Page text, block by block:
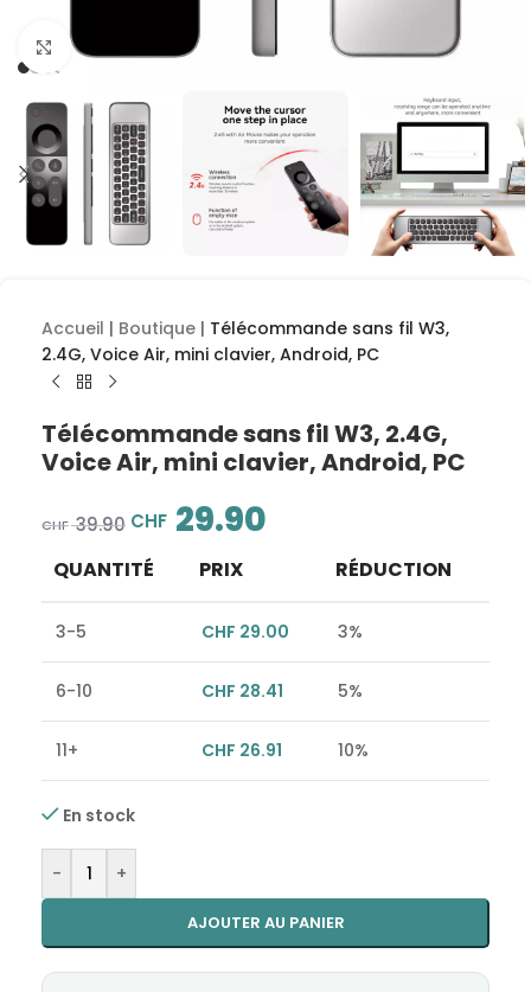
Cliquez pour agrandir
Accueil | Boutique | Télécommande sans fil W3,
2.4G, Voice Air, mini clavier, Android, PC
Télécommande sans fil W3, 2.4G,
Voice Air, mini clavier, Android, PC
CHF39.90 CHF 29.90
QUANTITÉ PRIX RÉDUCTION
3-5 CHF 29.00 3%
6-10 CHF 28.41 5%
11+ CHF 26.91 10%
En stock
- +
AJOUTER AU PANIER
Alternative: